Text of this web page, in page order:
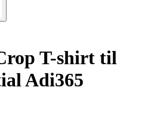
T-shirt til
Adi365